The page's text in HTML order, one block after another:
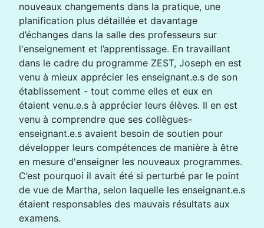
nouveaux changements dans la pratique, une
planification plus détaillée et davantage
d’échanges dans la salle des professeurs sur
l'enseignement et l’apprentissage. En travaillant
dans le cadre du programme ZEST, Joseph en est
venu à mieux apprécier les enseignant.e.s de son
établissement - tout comme elles et eux en
étaient venu.e.s à apprécier leurs élèves. Il en est
venu à comprendre que ses collègues-
enseignant.e.s avaient besoin de soutien pour
développer leurs compétences de manière à être
en mesure d'enseigner les nouveaux programmes.
C’est pourquoi il avait été si perturbé par le point
de vue de Martha, selon laquelle les enseignant.e.s
étaient responsables des mauvais résultats aux
examens.